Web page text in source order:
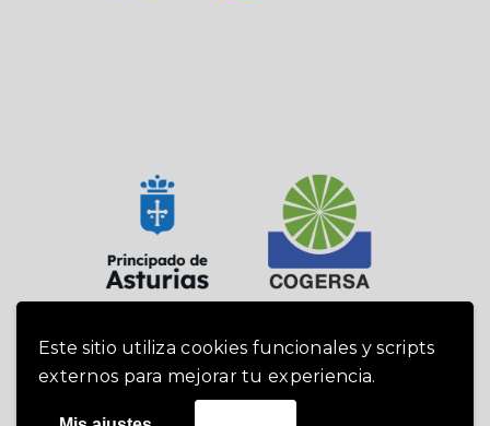
Este sitio utiliza cookies funcionales y scripts
externos para mejorar tu experiencia.